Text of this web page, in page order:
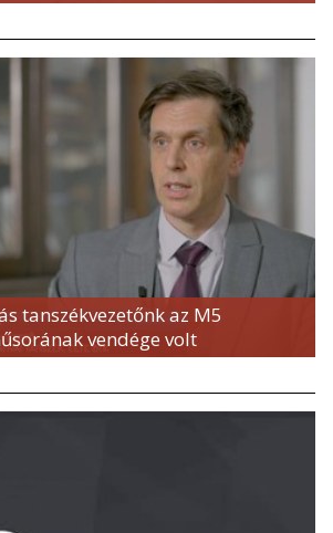
tanszékvezetőnk az M5
vendége volt